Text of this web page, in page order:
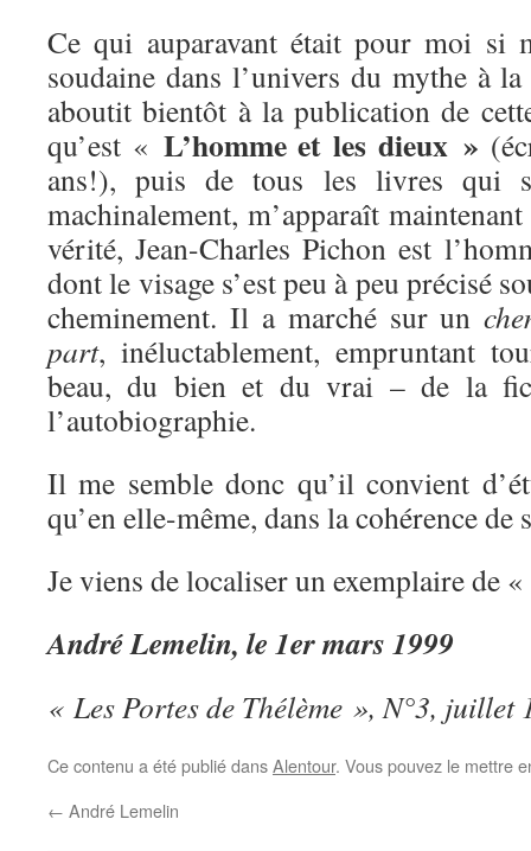
Ce qui auparavant était pour moi si
soudaine dans l’univers du mythe à
aboutit bientôt à la publication de
qu’est « L’homme et les dieux »
ans!), puis de tous les livres qui
machinalement, m’apparaît
vérité, Jean-Charles Pichon est
dont le visage s’est peu à peu précisé
cheminement. Il a marché sur un
part, inéluctablement, empruntant
beau, du bien et du vrai – de la
l’autobiographie.
Il me semble donc qu’il convient
qu’en elle-même, dans la cohérence de
Je viens de localiser un exemplaire de
André Lemelin, le 1er mars 1999
« Les Portes de Thélème », N°3, juillet
Ce contenu a été publié dansAlentour. Vous pouvez le mettre
← André Lemelin